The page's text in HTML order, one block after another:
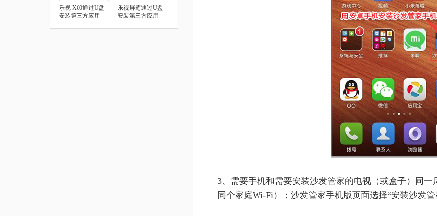
3、需要手机和需要安装沙发管家的电视（或盒子）同
同个家庭Wi-Fi）；沙发管家手机版页面选择“安装沙发管
乐视 X60通过U盘
安装第三方应用
乐视屏霸通过U盘
安装第三方应用